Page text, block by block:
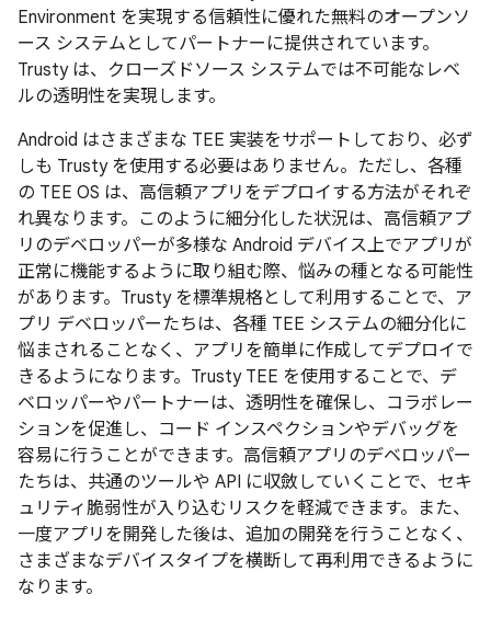
Environment を実現する信頼性に優れた無料のオープンソ
ース システムとしてパートナーに提供されています。
Trusty は、クローズドソース システムでは不可能なレベ
ルの透明性を実現します。
Android はさまざまな TEE 実装をサポートしており、必ず
しも Trusty を使用する必要はありません。ただし、各種
の TEE OS は、高信頼アプリをデプロイする方法がそれぞ
れ異なります。このように細分化した状況は、高信頼アプ
リのデベロッパーが多様な Android デバイス上でアプリが
正常に機能するように取り組む際、悩みの種となる可能性
があります。Trusty を標準規格として利用することで、ア
プリ デベロッパーたちは、各種 TEE システムの細分化に
悩まされることなく、アプリを簡単に作成してデプロイで
きるようになります。Trusty TEE を使用することで、デ
ベロッパーやパートナーは、透明性を確保し、コラボレー
ションを促進し、コード インスペクションやデバッグを
容易に行うことができます。高信頼アプリのデベロッパー
たちは、共通のツールや API に収斂していくことで、セキ
ュリティ脆弱性が入り込むリスクを軽減できます。また、
一度アプリを開発した後は、追加の開発を行うことなく、
さまざまなデバイスタイプを横断して再利用できるように
なります。